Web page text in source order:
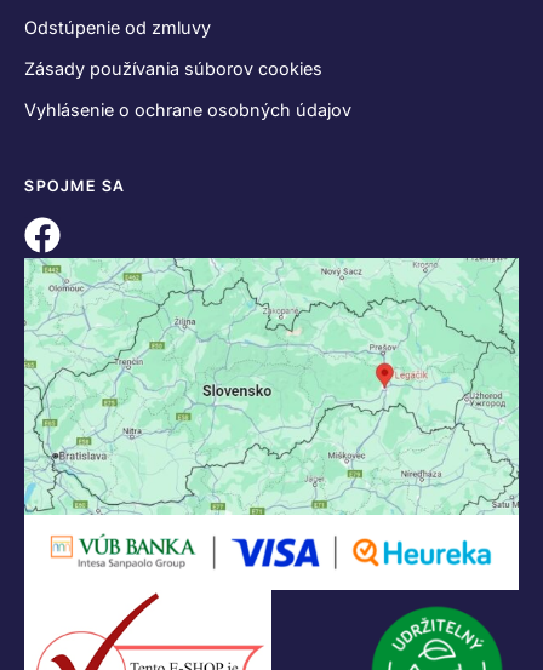
Odstúpenie od zmluvy
Zásady používania súborov cookies
Vyhlásenie o ochrane osobných údajov
SPOJME SA